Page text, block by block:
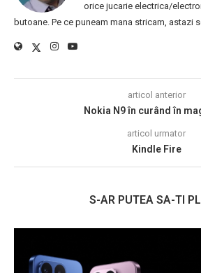
orice jucarie electrica/
butoane. Pe ce puneam mana stricam, astazi
articol anterior
Nokia N9 în curând în
articol urmator
Kindle Fire
S-AR PUTEA SA-TI